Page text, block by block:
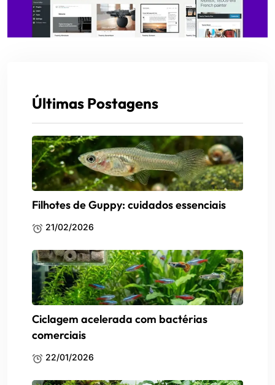
Últimas Postagens
Filhotes de Guppy: cuidados essenciais
21/02/2026
Ciclagem acelerada com bactérias
comerciais
22/01/2026